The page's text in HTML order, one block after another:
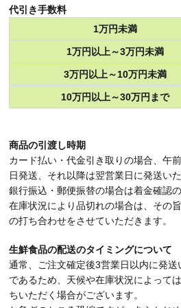
代引き手数料
1万円未満
1万円以上～3万円未満
3万円以上～10万円未満
10万円以上～30万円まで
商品の引渡し時期
カード払い・代金引き取りの場合、午
日発送、それ以降は翌営業日に発送いた
銀行振込・郵便振替の場合は着金確認
在庫状況により品切れの場合は、その
の打ち合わせをさせていただきます。
生鮮食品の配送のタイミングについて
通常、ご注文確定後3営業日以内に発
であるため、天候や在庫状況によって
ちいただく場合がございます。